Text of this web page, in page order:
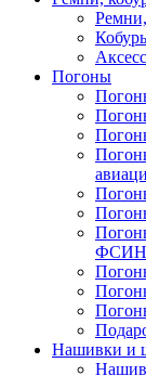
Погоны
ФСИН
Нашивки и